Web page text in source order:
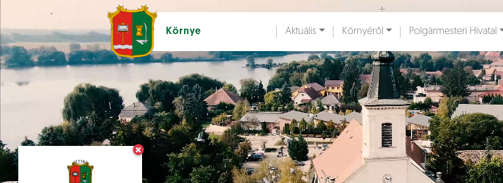
×
Környe
Ugrás a fő tartalomhoz
Aktuális Környéről Polgármesteri Hivatal
Hírek [ Események [] Dokumentumok []